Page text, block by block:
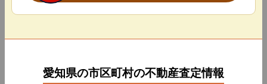
愛知県の市区町村の不動産査定情報